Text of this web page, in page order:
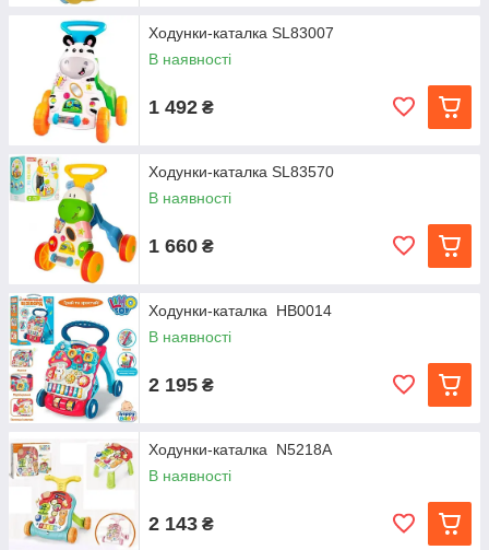
Ходунки-каталка SL83007
В наявності
1 492 ₴
Ходунки-каталка SL83570
В наявності
1 660 ₴
Ходунки-каталка HB0014
В наявності
2 195 ₴
Ходунки-каталка N5218A
В наявності
2 143 ₴